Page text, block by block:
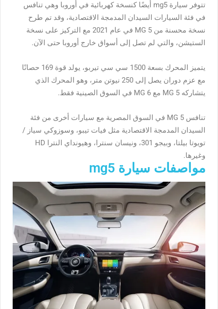
تتوفر سيارة mg5
أيضًا كنسخة كهربائية في أوروبا وهي تنافس
في فئة السيارات السيدان المدمجة الاقتصادية، وقد تم طرح
نسخة محسنة من MG 5 في عام 2021 مع التركيز على نسخة
الستيشن، والتي لم تصل إلى أسواق خارج أوروبا حتى الآن.
يتميز المحرك بسعة 1500 سي سي تيربو، يولد قوة 169 حصانًا
مع عزم دوران يصل إلى 250 نيوتن متر، وهو المحرك الذي
يتشاركه MG 5 مع MG 6 في السوق الصينية فقط.
تنافس MG 5 في السوق المصرية مع سيارات أخرى من فئة
السيدان المدمجة الاقتصادية مثل فيات تيبو، وسوزوكي سياز /
تويوتا بيلتا، وبيجو 301، ونيسان سنترا، وهيونداي النترا HD
وغيرها.
مواصفات سيارة mg5